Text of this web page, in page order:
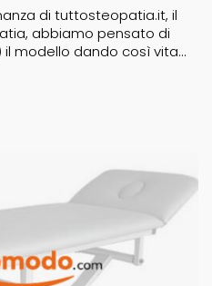
di tuttosteopatia.it, il
abbiamo pensato di
modello dando così vita
nazione del...